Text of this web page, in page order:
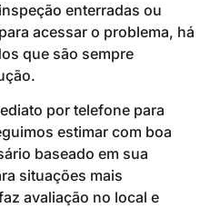
enterradas ou
acessar o problema, há
que são sempre
por telefone para
estimar com boa
baseado em sua
situações mais
avaliação no local e